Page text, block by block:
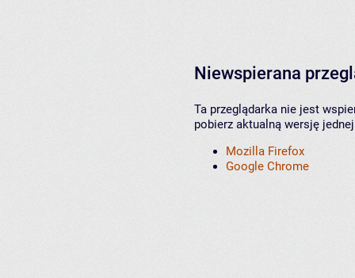
Niewspierana
Ta przeglądarka nie jest
pobierz aktualną wersję
Mozilla Firefox
Google Chrome